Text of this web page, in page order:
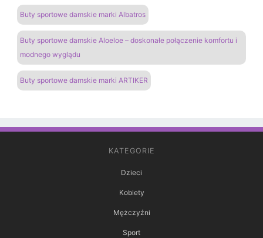
Buty sportowe damskie marki Albatros
Buty sportowe damskie Aloeloe – doskonałe połączenie komfortu i
modnego wyglądu
Buty sportowe damskie marki ARTIKER
KATEGORIE
Dzieci
Kobiety
Mężczyźni
Sport